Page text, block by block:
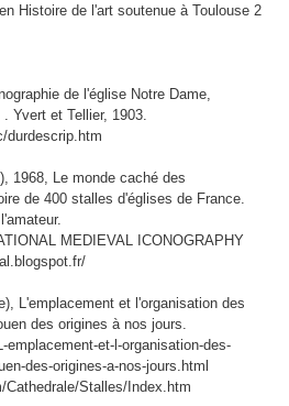
Histoire de l'art soutenue à Toulouse 2
de l'église Notre Dame,
Yvert et Tellier, 1903.
durdescrip.htm
1968, Le monde caché des
de 400 stalles d'églises de France.
MEDIEVAL ICONOGRAPHY
L'emplacement et l'organisation des
des origines à nos jours.
emplacement-et-l-organisation-des-
des-origines-a-nos-jours.html
Cathedrale/Stalles/Index.htm